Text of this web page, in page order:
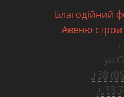
Благодiйний
Авеню
+38
+